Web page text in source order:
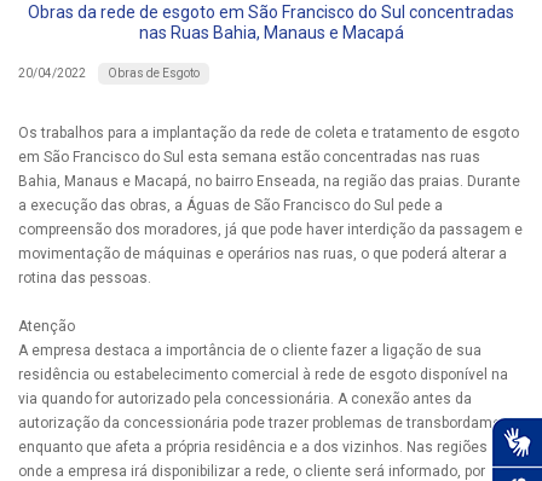
Obras da rede de esgoto em São Francisco do Sul concentradas
nas Ruas Bahia, Manaus e Macapá
20/04/2022 Obras de Esgoto
Os trabalhos para a implantação da rede de coleta e tratamento de esgoto
em São Francisco do Sul esta semana estão concentradas nas ruas
Bahia, Manaus e Macapá, no bairro Enseada, na região das praias. Durante
a execução das obras, a Águas de São Francisco do Sul pede a
compreensão dos moradores, já que pode haver interdição da passagem e
movimentação de máquinas e operários nas ruas, o que poderá alterar a
rotina das pessoas.
Atenção
A empresa destaca a importância de o cliente fazer a ligação de sua
residência ou estabelecimento comercial à rede de esgoto disponível na
via quando for autorizado pela concessionária. A conexão antes da
autorização da concessionária pode trazer problemas de transbordamento
enquanto que afeta a própria residência e a dos vizinhos. Nas regiões
onde a empresa irá disponibilizar a rede, o cliente será informado, por